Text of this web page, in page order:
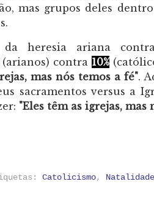
mas grupos deles
heresia ariana
contra 10%
mas nós temos a fé".
sacramentos versus a
"Eles têm as igrejas, mas
Catolicismo, Natalidade